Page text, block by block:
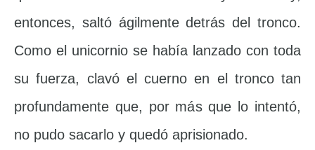
entonces, saltó ágilmente detrás del tronco.
Como el unicornio se había lanzado con toda
su fuerza, clavó el cuerno en el tronco tan
profundamente que, por más que lo intentó,
no pudo sacarlo y quedó aprisionado.